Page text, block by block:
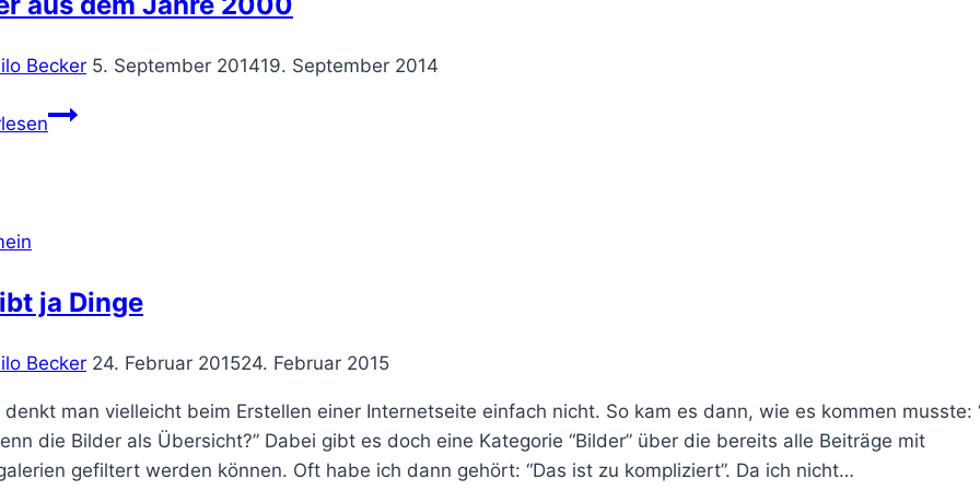
Becker 5. September 201419. September 2014
Bilder
ja Dinge
Becker 24. Februar 201524. Februar 2015
man vielleicht beim Erstellen einer Internetseite einfach nicht. So kam es dann, wie es kommen musste:
die Bilder als Übersicht?” Dabei gibt es doch eine Kategorie “Bilder” über die bereits alle Beiträge mit
gefiltert werden können. Oft habe ich dann gehört: “Das ist zu kompliziert”. Da ich nicht…